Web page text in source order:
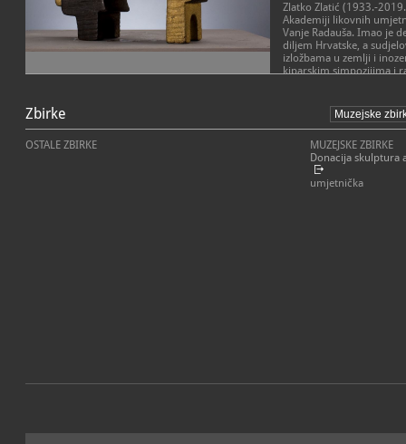
Zlatko Zlatić (1933.-
Akademiji likovnih
Vanje Radauša. Imao je
diljem Hrvatske, a
izložbama u zemlji i
kiparskim simpozijima i
je u javnim prostorima
Zbirke
OSTALE ZBIRKE
MUZEJSKE ZBIRKE
Donacija skulptura
umjetnička